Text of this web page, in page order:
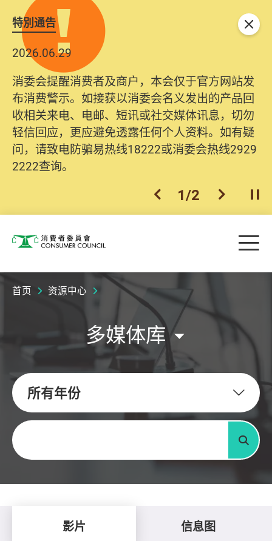
特別通告
2026.06.29
消委会提醒消费者及商户，本会仅于官方网站发
布消费警示。如接获以消委会名义发出的产品回
收相关来电、电邮、短讯或社交媒体讯息，切勿
轻信回应，更应避免透露任何个人资料。如有疑
问，请致电防骗易热线18222或消委会热线2929
2222查询。
上一个
1/2 下一个开
关闭
消费者委员会 目
首页 资源中心
多媒体库
所有年份
关键字
搜寻
影片 信息图